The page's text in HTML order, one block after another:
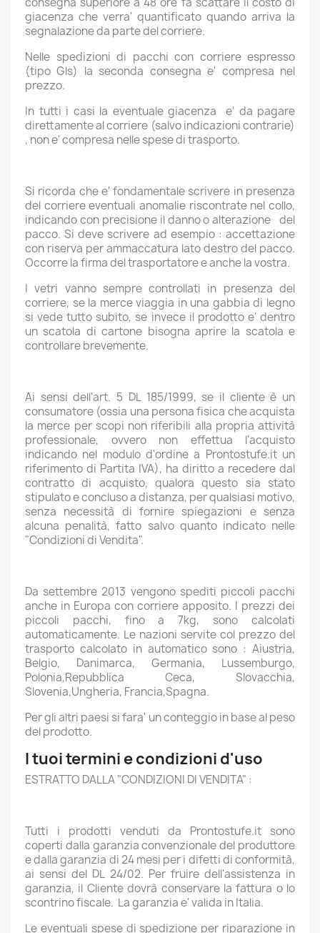
giacenza che verra' quantificato quando arriva la
segnalazione da parte del corriere.
Nelle spedizioni di pacchi con corriere espresso
(tipo Gls) la seconda consegna e' compresa nel
prezzo.
In tutti i casi la eventuale giacenza e' da pagare
direttamente al corriere (salvo indicazioni contrarie)
, non e' compresa nelle spese di trasporto.
Si ricorda che e' fondamentale scrivere in presenza
del corriere eventuali anomalie riscontrate nel collo,
indicando con precisione il danno o alterazione del
pacco. Si deve scrivere ad esempio : accettazione
con riserva per ammaccatura lato destro del pacco.
Occorre la firma del trasportatore e anche la vostra.
I vetri vanno sempre controllati in presenza del
corriere, se la merce viaggia in una gabbia di legno
si vede tutto subito, se invece il prodotto e' dentro
un scatola di cartone bisogna aprire la scatola e
controllare brevemente.
Ai sensi dell'art. 5 DL 185/1999, se il cliente è un
consumatore (ossia una persona fisica che acquista
la merce per scopi non riferibili alla propria attività
professionale, ovvero non effettua l'acquisto
indicando nel modulo d'ordine a Prontostufe.it un
riferimento di Partita IVA), ha diritto a recedere dal
contratto di acquisto, qualora questo sia stato
stipulato e concluso a distanza, per qualsiasi motivo,
senza necessità di fornire spiegazioni e senza
alcuna penalità, fatto salvo quanto indicato nelle
"Condizioni di Vendita".
Da settembre 2013 vengono spediti piccoli pacchi
anche in Europa con corriere apposito. I prezzi dei
piccoli pacchi, fino a 7kg, sono calcolati
automaticamente. Le nazioni servite col prezzo del
trasporto calcolato in automatico sono : Aiustria,
Belgio, Danimarca, Germania, Lussemburgo,
Polonia,Repubblica Ceca, Slovacchia,
Slovenia,Ungheria, Francia,Spagna.
Per gli altri paesi si fara' un conteggio in base al peso
del prodotto.
I tuoi termini e condizioni d'uso
ESTRATTO DALLA "CONDIZIONI DI VENDITA" :
Tutti i prodotti venduti da Prontostufe.it sono
coperti dalla garanzia convenzionale del produttore
e dalla garanzia di 24 mesi per i difetti di conformità,
ai sensi del DL 24/02. Per fruire dell'assistenza in
garanzia, il Cliente dovrà conservare la fattura o lo
scontrino fiscale. La garanzia e' valida in Italia.
Le eventuali spese di spedizione per riparazione in